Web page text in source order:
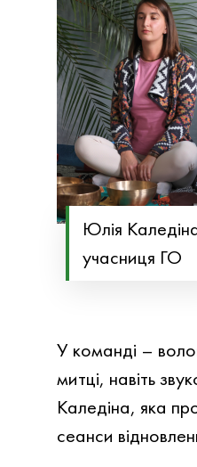
Юлія
учасниця ГО
У команді –
митці, навіть
Каледіна, яка
сеанси